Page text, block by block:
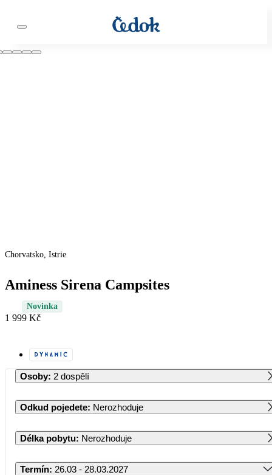
Chorvatsko, Istrie
Aminess Sirena Campsites
Novinka
1 999 Kč
Osoby: 2 dospělí
Odkud pojedete: Nerozhoduje
Délka pobytu: Nerozhoduje
Termín: 26.03 - 28.03.2027